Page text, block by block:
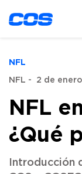
NFL
NFL - 2 de
NFL
¿Qué
Introducción